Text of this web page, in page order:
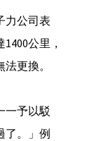
力公司表
公里，
更換。
一予以駁
了。」例